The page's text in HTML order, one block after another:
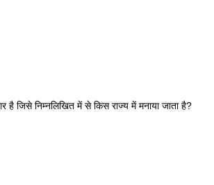
है जिसे निम्नलिखित में से किस राज्य में मनाया जाता है?